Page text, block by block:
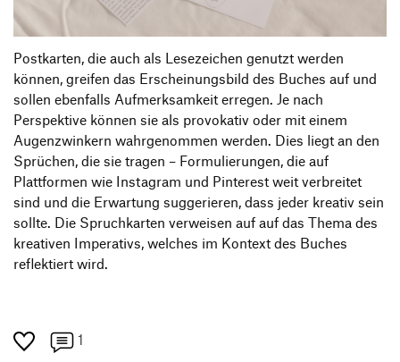
Postkarten, die auch als Lesezeichen genutzt werden
können, greifen das Erscheinungsbild des Buches auf und
sollen ebenfalls Aufmerksamkeit erregen. Je nach
Perspektive können sie als provokativ oder mit einem
Augenzwinkern wahrgenommen werden. Dies liegt an den
Sprüchen, die sie tragen – Formulierungen, die auf
Plattformen wie Instagram und Pinterest weit verbreitet
sind und die Erwartung suggerieren, dass jeder kreativ sein
sollte. Die Spruchkarten verweisen auf auf das Thema des
kreativen Imperativs, welches im Kontext des Buches
reflektiert wird.
1